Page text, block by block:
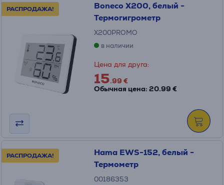
РАСПРОДАЖА!
Boneco X200, белый -
Термогигрометр
X200PROMO
в наличии
Цена для друга:
15.99 €
Обычная цена: 20.99 €
РАСПРОДАЖА!
Hama EWS-152, белый -
Термометр
00186353